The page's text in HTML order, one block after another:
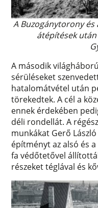
A Buzogánytorony és
átépítések után
A második
sérüléseket
hatalomátvétel után
törekedtek. A cél a
ennek érdekében
déli rondellát. A
munkákat Gerő
építményt az alsó és
fa védőtetővel
részeket téglával és